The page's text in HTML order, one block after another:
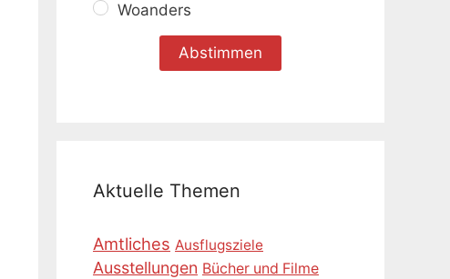
Woanders
Aktuelle Themen
Amtliches Ausflugsziele
Ausstellungen Bücher und Filme